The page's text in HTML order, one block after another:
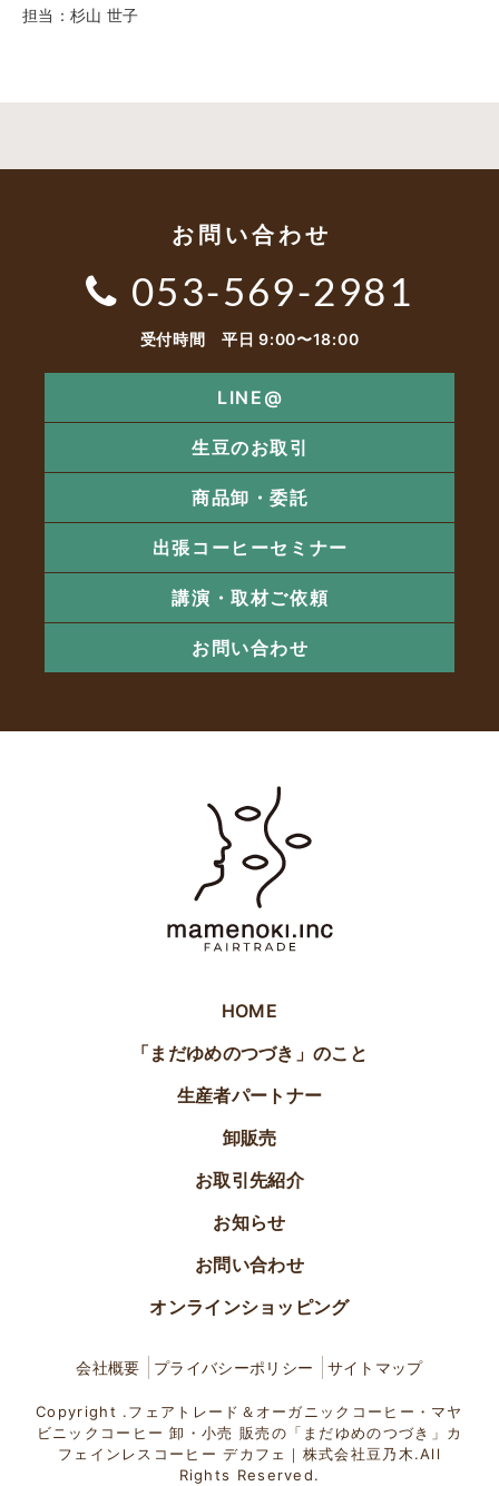
担当：杉山 世子
お問い合わせ
053-569-2981
受付時間 平日 9:00〜18:00
LINE@
生豆のお取引
商品卸・委託
出張コーヒーセミナー
講演・取材ご依頼
お問い合わせ
HOME
「まだゆめのつづき」のこと
生産者パートナー
卸販売
お取引先紹介
お知らせ
お問い合わせ
オンラインショッピング
会社概要 プライバシーポリシー サイトマップ
Copyright .フェアトレード＆オーガニックコーヒー・マヤ
ビニックコーヒー 卸・小売 販売の「まだゆめのつづき」カ
フェインレスコーヒー デカフェ｜株式会社豆乃木.All
Rights Reserved.